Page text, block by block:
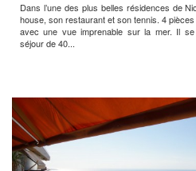
Dans l’une des plus belles résidences de
house, son restaurant et son tennis. 4
avec une vue imprenable sur la mer. Il
séjour de 40...